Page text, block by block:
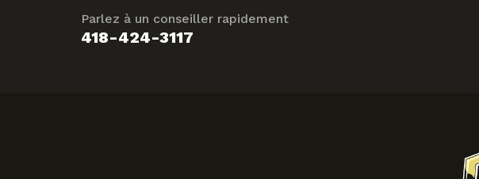
Parlez à un conseiller rapidement
418-424-3117